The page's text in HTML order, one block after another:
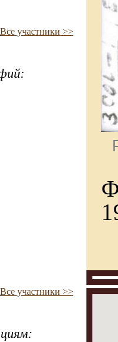
Все участники >>
Все участники >>